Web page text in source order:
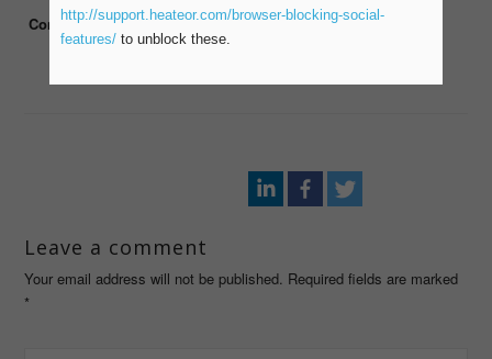
Contacto de Prensa: Jesús Piñango
Leave a comment
Your email address will not be published. Required fields are marked
*
http://support.heateor.com/browser-blocking-social-
features/to unblock these.